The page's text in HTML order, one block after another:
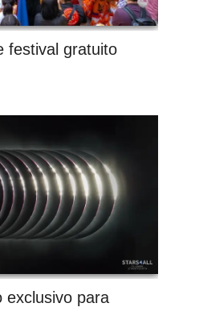
festival gratuito
exclusivo para